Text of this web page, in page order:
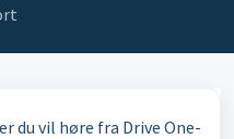
du vil høre fra Drive One-